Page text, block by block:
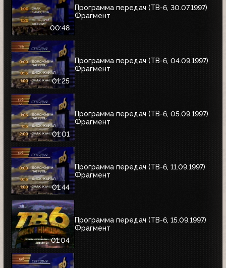
00:48
Программа передач (ТВ-6, 30.07.1997)
Фрагмент
01:25
Программа передач (ТВ-6, 04.09.1997)
Фрагмент
01:01
Программа передач (ТВ-6, 05.09.1997)
Фрагмент
01:44
Программа передач (ТВ-6, 11.09.1997)
Фрагмент
01:04
Программа передач (ТВ-6, 15.09.1997)
Фрагмент